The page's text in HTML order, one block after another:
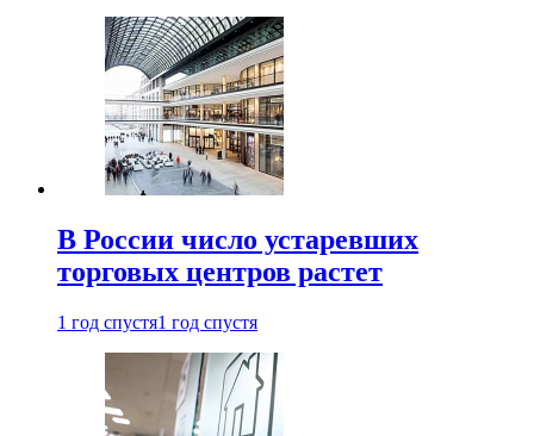
В России число устаревших
торговых центров растет
1 год спустя1 год спустя